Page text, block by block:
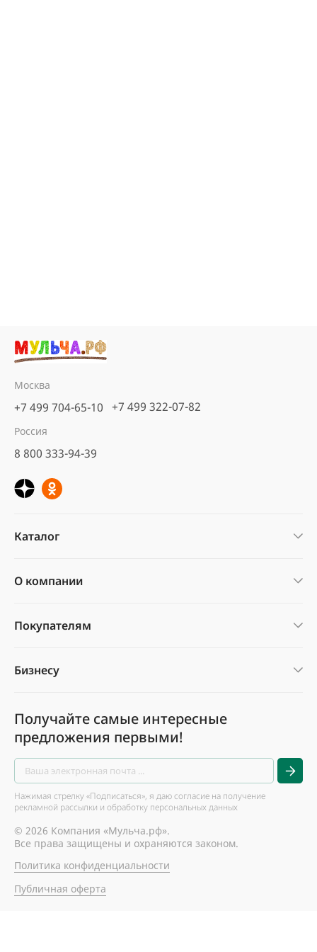
Москва
+7 499 704-65-10 +7 499 322-07-82
Россия
8 800 333-94-39
Каталог
О компании
Покупателям
Бизнесу
Получайте самые интересные
предложения первыми!
Нажимая стрелку «Подписаться», я даю согласие на получение
рекламной рассылки и обработку персональных данных
© 2026 Компания «Мульча.рф».
Все права защищены и охраняются законом.
Политика конфиденциальности
Публичная оферта